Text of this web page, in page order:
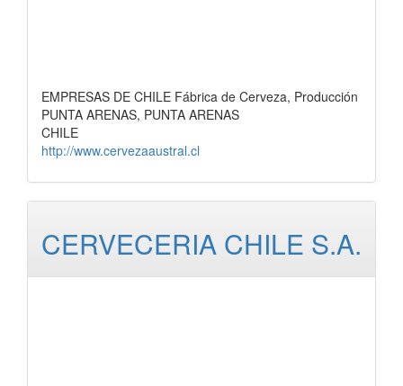
EMPRESAS DE CHILE Fábrica de Cerveza, Producción
PUNTA ARENAS, PUNTA ARENAS
CHILE
http://www.cervezaaustral.cl
CERVECERIA CHILE S.A.